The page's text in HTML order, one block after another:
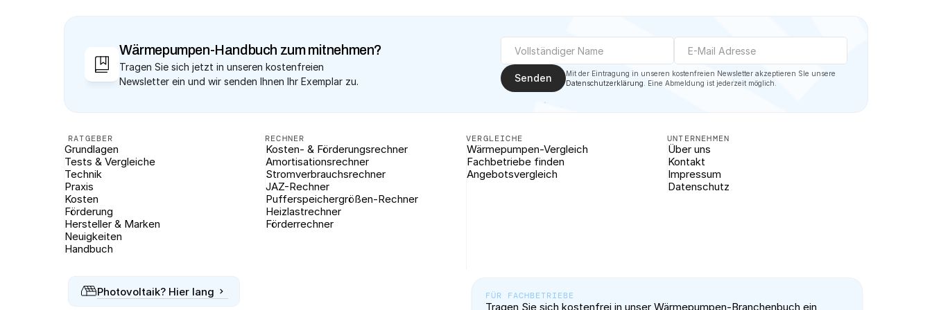
Wärmepumpen-Handbuch zum mitnehmen?
Tragen Sie sich jetzt in unseren kostenfreien
Newsletter ein und wir senden Ihnen Ihr Exemplar zu.
Senden
Datenschutzerklärung . Eine Abmeldung ist jederzeit möglich.
RATGEBER
Grundlagen
Tests & Vergleiche
Technik
Praxis
Kosten
Förderung
Hersteller & Marken
Neuigkeiten
Handbuch
Photovoltaik? Hier lang
RECHNER
Kosten- & Förderungsrechner
Amortisationsrechner
Stromverbrauchsrechner
JAZ-Rechner
Pufferspeichergrößen-Rechner
Heizlastrechner
Förderrechner
VERGLEICHE
Wärmepumpen-Vergleich
Fachbetriebe finden
Angebotsvergleich
UNTERNEHMEN
Über uns
Kontakt
Impressum
Datenschutz
FÜR FACHBETRIEBE
Tragen Sie sich kostenfrei in unser Wärmepumpen-Branchenbuch ein